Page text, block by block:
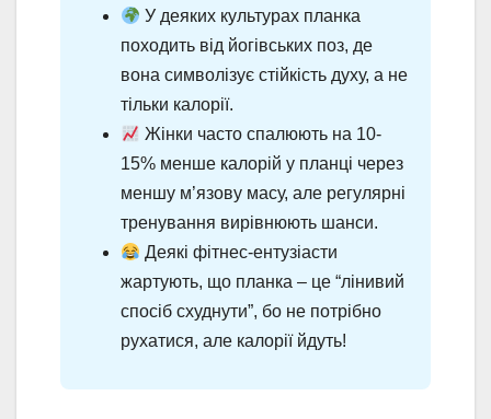
У деяких культурах планка
походить від йогівських поз, де
вона символізує стійкість духу, а не
тільки калорії.
Жінки часто спалюють на 10-
15% менше калорій у планці через
меншу м’язову масу, але регулярні
тренування вирівнюють шанси.
Деякі фітнес-ентузіасти
жартують, що планка – це “лінивий
спосіб схуднути”, бо не потрібно
рухатися, але калорії йдуть!